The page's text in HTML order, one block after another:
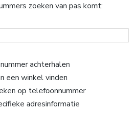
zoeken van pas komt:
achterhalen
een winkel vinden
op telefoonnummer
adresinformatie